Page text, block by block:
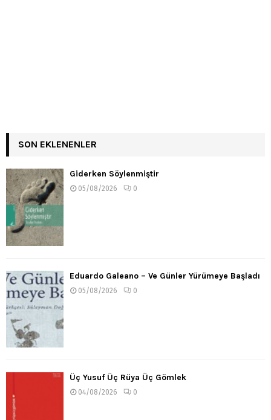
SON EKLENENLER
Giderken Söylenmiştir
05/08/2026 0
Eduardo Galeano – Ve Günler Yürümeye Başladı
05/08/2026 0
Üç Yusuf Üç Rüya Üç Gömlek
04/08/2026 0